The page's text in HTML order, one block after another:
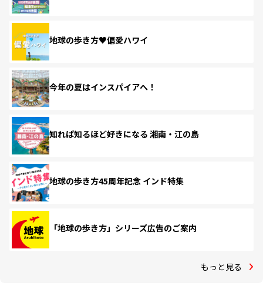
地球の歩き方♥偏愛ハワイ
今年の夏はインスパイアへ！
知れば知るほど好きになる 湘南・江の島
地球の歩き方45周年記念 インド特集
「地球の歩き方」シリーズ広告のご案内
もっと見る